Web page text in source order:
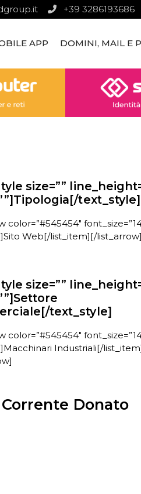
+39 3286193686
APP DOMINI, MAIL E
size=””
text_style]
color=”#545454″
Web[/list_item][/list_arrow]
size=””
text_style]
color=”#545454″
Industriali[/
Corrente Donato